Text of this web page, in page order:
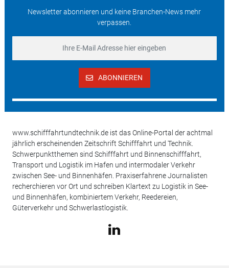
Newsletter abonnieren und keine Branchen-News mehr
verpassen.
ABONNIEREN
www.schifffahrtundtechnik.de ist das Online-Portal der achtmal
jährlich erscheinenden Zeitschrift Schifffahrt und Technik.
Schwerpunktthemen sind Schifffahrt und Binnenschifffahrt,
Transport und Logistik im Hafen und intermodaler Verkehr
zwischen See- und Binnenhäfen. Praxiserfahrene Journalisten
recherchieren vor Ort und schreiben Klartext zu Logistik in See-
und Binnenhäfen, kombiniertem Verkehr, Reedereien,
Güterverkehr und Schwerlastlogistik.